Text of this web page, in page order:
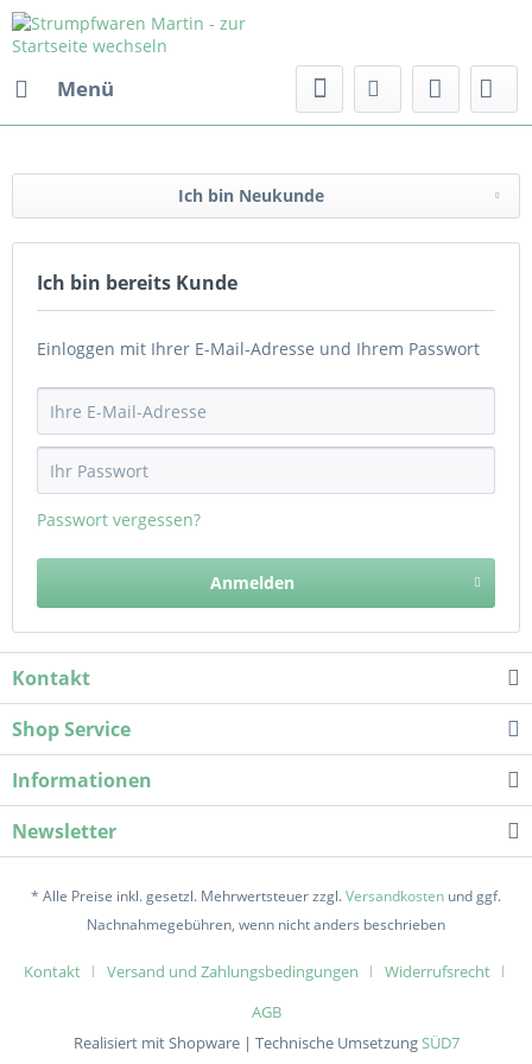
Menü
Ich bin Neukunde
Ich bin bereits Kunde
Einloggen mit Ihrer E-Mail-Adresse und Ihrem Passwort
Passwort vergessen?
Anmelden
Kontakt
Shop Service
Informationen
Newsletter
* Alle Preise inkl. gesetzl. Mehrwertsteuer zzgl.Versandkosten und ggf.
Nachnahmegebühren, wenn nicht anders beschrieben
Kontakt Versand und Zahlungsbedingungen
Widerrufsrecht
AGB
Realisiert mit Shopware | Technische UmsetzungSÜD7